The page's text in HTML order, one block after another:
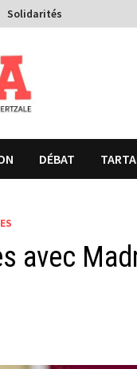
Solidarités
DÉBAT
avec